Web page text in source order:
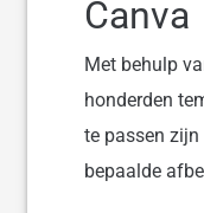
Canva
Met behulp
honderden
te passen
bepaalde